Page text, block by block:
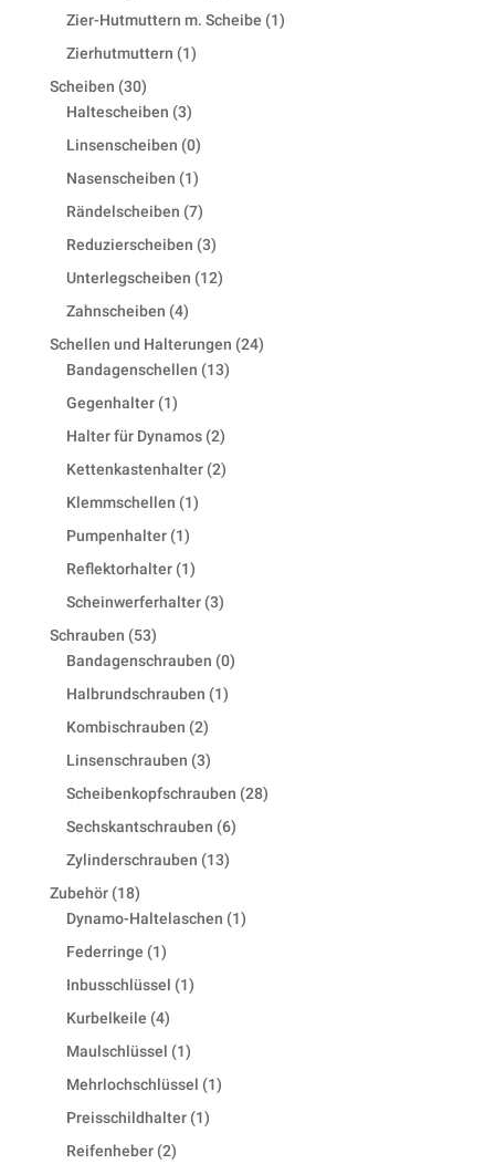
products
Zier-Hutmuttern m. Scheibe 11
Zierhutmuttern 11
Scheiben 3030
products
Haltescheiben 33
products
Linsenscheiben 00
products
Nasenscheiben 11
product
Rändelscheiben 77
products
Reduzierscheiben 33
products
Unterlegscheiben 1212
Zahnscheiben 44
products
Schellen und Halterungen 2424
Bandagenschellen 1313
Gegenhalter 11
product
Halter für Dynamos 22
products
Kettenkastenhalter 22
Klemmschellen 11
Pumpenhalter 11
product
Reflektorhalter 11
product
Scheinwerferhalter 33
Schrauben 5353
products
Bandagenschrauben 00
Halbrundschrauben 11
Kombischrauben 22
products
Linsenschrauben 33
products
Scheibenkopfschrauben 2828
Sechskantschrauben 66
Zylinderschrauben 1313
Zubehör 1818
products
Dynamo-Haltelaschen 11
Federringe 11
product
Inbusschlüssel 11
Kurbelkeile 44
products
Maulschlüssel 11
product
Mehrlochschlüssel 11
Preisschildhalter 11
Reifenheber 22